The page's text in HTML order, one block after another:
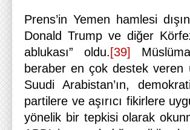
Prens’in Yemen hamlesi
Donald Trump ve diğer
ablukası” oldu. [39]
beraber en çok destek veren
Suudi Arabistan’ın,
partilere ve aşırıcı fikirlere
yönelik bir tepkisi olarak